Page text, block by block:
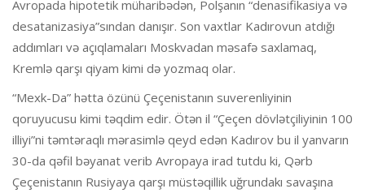
Avropada hipotetik müharibədən, Polşanın “denasifikasiya və
desatanizasiya”sından danışır. Son vaxtlar Kadırovun atdığı
addımları və açıqlamaları Moskvadan məsafə saxlamaq,
Kremlə qarşı qiyam kimi də yozmaq olar.
“Mexk-Da” hətta özünü Çeçenistanın suverenliyinin
qoruyucusu kimi təqdim edir. Ötən il “Çeçen dövlətçiliyinin 100
illiyi”ni təmtəraqlı mərasimlə qeyd edən Kadırov bu il yanvarın
30-da qəfil bəyanat verib Avropaya irad tutdu ki, Qərb
Çeçenistanın Rusiyaya qarşı müstəqillik uğrundakı savaşına